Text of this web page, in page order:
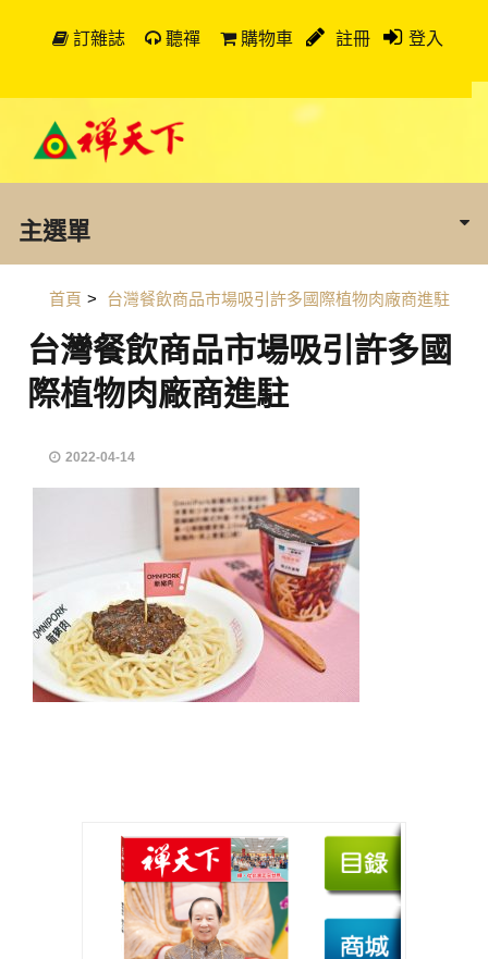
訂雜誌 聽禪 購物車 註冊 登入
主選單
首頁 > 台灣餐飲商品市場吸引許多國際植物肉廠商進駐
台灣餐飲商品市場吸引許多國
際植物肉廠商進駐
2022-04-14